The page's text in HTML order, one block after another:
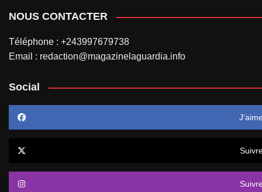
NOUS CONTACTER
Téléphone : +243997679738
Email : redaction@magazinelaguardia.info
Social